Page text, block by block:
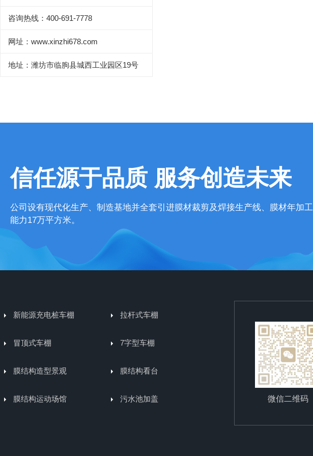
咨询热线：400-691-7778
网址：www.xinzhi678.com
地址：潍坊市临朐县城西工业园区19号
信任源于品质 服务创造未来
公司设有现代化生产、制造基地并全套引进膜材裁剪及焊接生产线、膜材年加工
能力17万平方米。
新能源充电桩车棚 拉杆式车棚
冒顶式车棚 7字型车棚
膜结构造型景观 膜结构看台
膜结构运动场馆 污水池加盖 微信二维码